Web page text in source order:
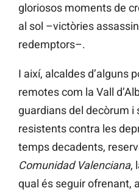
gloriosos moments de
al sol –victòries
redemptors–.
I així, alcaldes d’alguns
remotes com la Vall
guardians del decòrum i
resistents contra les
temps decadents,
Comunidad Valenciana,
qual és seguir ofrenant,